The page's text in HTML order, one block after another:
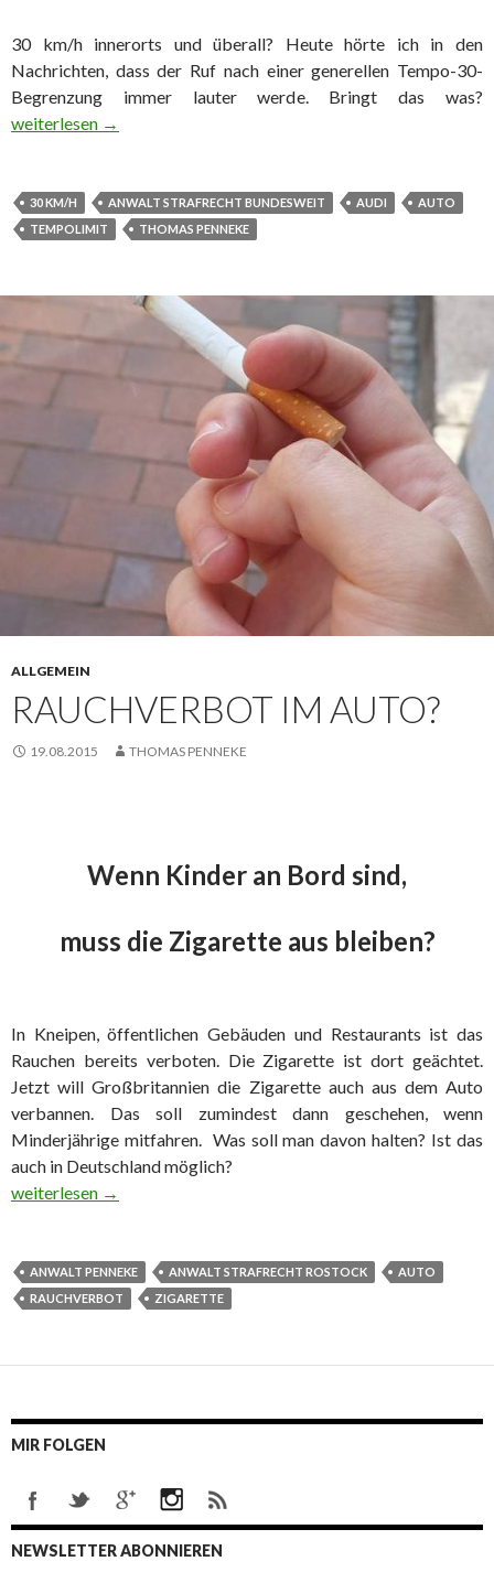
30 km/h innerorts und überall? Heute hörte ich in den
Nachrichten, dass der Ruf nach einer generellen Tempo-30-
Begrenzung immer lauter werde. Bringt das was?
30 km/h innerorts und überall?
weiterlesen →
30 KM/H ANWALT STRAFRECHT BUNDESWEIT AUDI
AUTO
TEMPOLIMIT
THOMAS PENNEKE
ALLGEMEIN
RAUCHVERBOT IM AUTO?
19.08.2015 THOMAS PENNEKE
Wenn Kinder an Bord sind,
muss die Zigarette aus bleiben?
In Kneipen, öffentlichen Gebäuden und Restaurants ist das
Rauchen bereits verboten. Die Zigarette ist dort geächtet.
Jetzt will Großbritannien die Zigarette auch aus dem Auto
verbannen. Das soll zumindest dann geschehen, wenn
Minderjährige mitfahren. Was soll man davon halten? Ist das
auch in Deutschland möglich?
Rauchverbot im Auto?
weiterlesen →
ANWALT PENNEKE ANWALT STRAFRECHT ROSTOCK
AUTO
RAUCHVERBOT
ZIGARETTE
MIR FOLGEN
NEWSLETTER ABONNIEREN